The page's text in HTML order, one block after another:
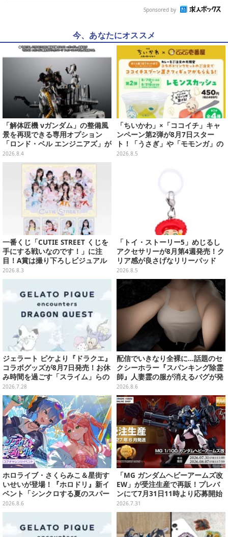
Sponsored by
今、あなたにオススメ
「解体匠機 νガンダム」の整備風
景を再現できる専用オプション
「ロンド・ベル エンジニアズ」が
抽選販売！応募期間は8月16日23
時まで
2026.8.4
「ちいかわ」×「ココイチ」キャ
ンペーン第2弾が8月7日スター
ト！「うさぎ」や「モモンガ」の
スプーン置きをGETしよう
2026.8.5
一番くじ「CUTIE STREET くじを
手にする戦いなのです！」に注
目！A賞は撮り下ろしビジュアル
ボードセット
2026.8.3
「トイ・ストーリー5」めじるし
アクセサリーが8月第4週発売！ク
リア感が良さげなリリーパッド
や、ジェシーなど全5種ラインナ
ップ
2026.8.5
ジェラート ピケより『ドラクエ』
コラボグッズが8月7日発売！お休
み時間を過ごす「スライム」らの
ルームウェア、雑貨など多数ライ
ンナップ
2026.7.28
配信でいきなり全裸に…話題のセ
クシーホラー『スパンキング除霊
師』人妻霊の服が消えるバグが発
生。「丸裸になる現象を泣きなが
ら修正しました」と現在はアプデ
済み
2026.8.6
ホロライブ・さくらみこ＆星街す
いせいが登場！『ホロドリ』新イ
ベント「シンクロする夏のスパー
クル」開催決定ーmiCometのイ
ベントメモリーや楽曲などが新た
2026.8.6
「MG ガンダムヘビーアームズ改
EW」が受注生産で再販！プレバ
ンにて7月31日11時より応募開始
2026.7.31